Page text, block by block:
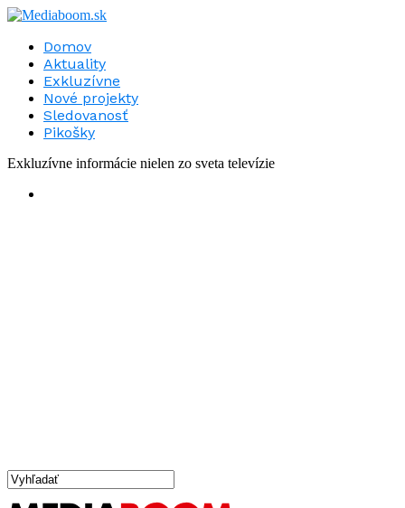
Domov
Aktuality
Exkluzívne
Nové projekty
Sledovanosť
Pikošky
Exkluzívne informácie nielen zo sveta televízie